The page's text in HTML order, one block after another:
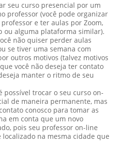
seu curso presencial por um
professor (você pode organizar
e ter aulas por Zoom,
ou alguma plataforma similar).
não quiser perder aulas
se tiver uma semana com
outros motivos (talvez motivos
você não deseja ter contato
manter o ritmo de seu
possível trocar o seu curso on-
de maneira permanente, mas
conosco para tomar as
em conta que um novo
pois seu professor on-line
na mesma cidade que